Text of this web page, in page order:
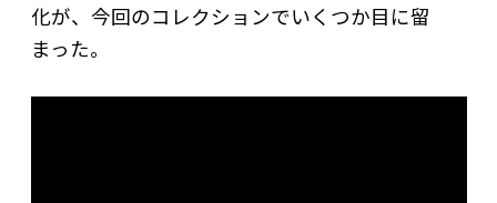
化が、今回のコレクションでいくつか目に留
まった。